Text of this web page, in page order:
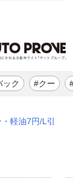
ック #クー
軽油7円/L引